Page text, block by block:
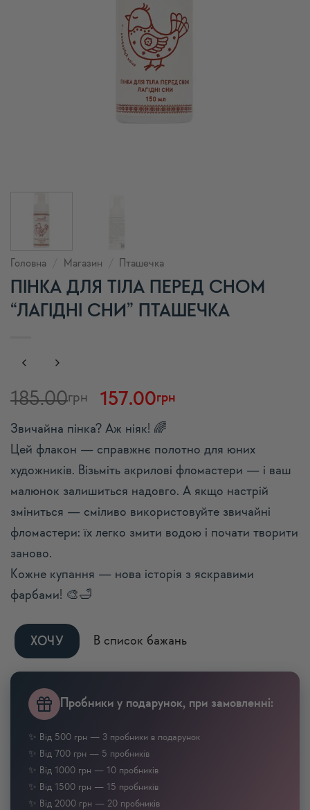
Головна / Магазин / Пташечка
ПІНКА ДЛЯ ТІЛА ПЕРЕД СНОМ
“ЛАГІДНІ СНИ” ПТАШЕЧКА
185.00грн
Оригінальна
ціна:
185.00грн.
157.00грнПоточна
Звичайна пінка? Аж ніяк! 🌈
Цей флакон — справжнє полотно для юних
художників. Візьміть акрилові фломастери — і ваш
малюнок залишиться надовго. А якщо настрій
зміниться — сміливо використовуйте звичайні
фломастери: їх легко змити водою і почати творити
заново.
Кожне купання — нова історія з яскравими
фарбами! 🎨🛁
ХОЧУ
Alternative:
В список бажань
Пробники у подарунок, при замовленні:
✨ Від 500 грн — 3 пробники в подарунок
✨ Від 700 грн — 5 пробників
✨ Від 1000 грн — 10 пробників
✨ Від 1500 грн — 15 пробників
✨ Від 2000 грн — 20 пробників